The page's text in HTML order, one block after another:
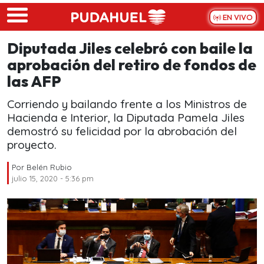
Skip to main content
EN VIVO
Diputada Jiles celebró con baile la
aprobación del retiro de fondos de
las AFP
Corriendo y bailando frente a los Ministros de
Hacienda e Interior, la Diputada Pamela Jiles
demostró su felicidad por la abrobación del
proyecto.
Por Belén Rubio
julio 15, 2020 - 5:36 pm